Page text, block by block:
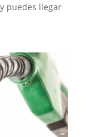
puedes llegar